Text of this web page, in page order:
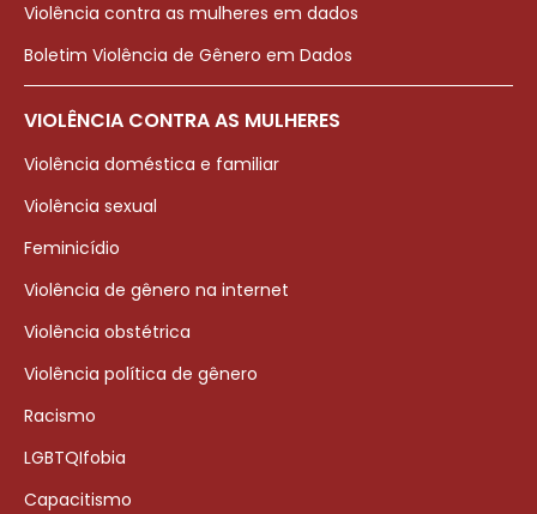
Violência contra as mulheres em dados
Boletim Violência de Gênero em Dados
VIOLÊNCIA CONTRA AS MULHERES
Violência doméstica e familiar
Violência sexual
Feminicídio
Violência de gênero na internet
Violência obstétrica
Violência política de gênero
Racismo
LGBTQIfobia
Capacitismo